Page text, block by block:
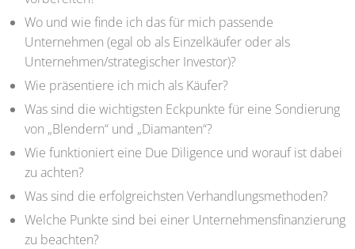
Wo und wie finde ich das für mich passende
Unternehmen (egal ob als Einzelkäufer oder als
Unternehmen/strategischer Investor)?
Wie präsentiere ich mich als Käufer?
Was sind die wichtigsten Eckpunkte für eine Sondierung
von „Blendern“ und „Diamanten“?
Wie funktioniert eine Due Diligence und worauf ist dabei
zu achten?
Was sind die erfolgreichsten Verhandlungsmethoden?
Welche Punkte sind bei einer Unternehmensfinanzierung
zu beachten?